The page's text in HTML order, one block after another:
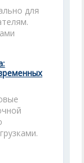
для